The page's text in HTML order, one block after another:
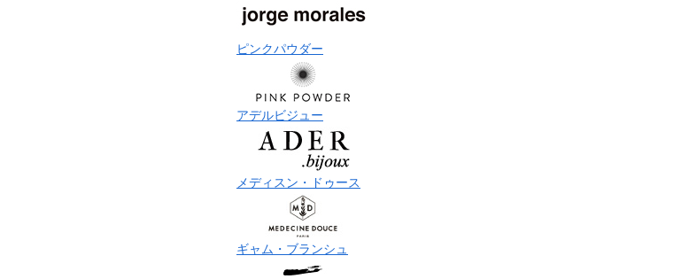
ピンクパウダー
アデルビジュー
メディスン・ドゥース
ギャム・ブランシュ